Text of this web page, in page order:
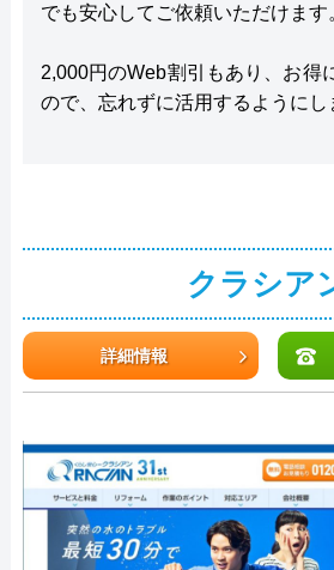
でも安心してご依頼いただけます
2,000円のWeb割引もあり、お得
ので、忘れずに活用するようにし
クラシア
詳細情報